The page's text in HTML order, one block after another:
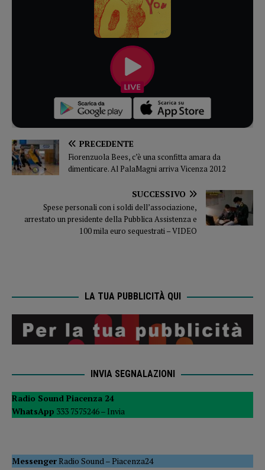
PRECEDENTE
Fiorenzuola Bees, c’è una sconfitta amara da
dimenticare. Al PalaMagni arriva Vicenza 2012
SUCCESSIVO
Spese personali con i soldi dell’associazione,
arrestato un presidente della Pubblica Assistenza e
100 mila euro sequestrati – VIDEO
LA TUA PUBBLICITÀ QUI
INVIA SEGNALAZIONI
Radio Sound Piacenza 24
WhatsApp 333 7575246 – Invia
MessengerRadio Sound –Piacenza24